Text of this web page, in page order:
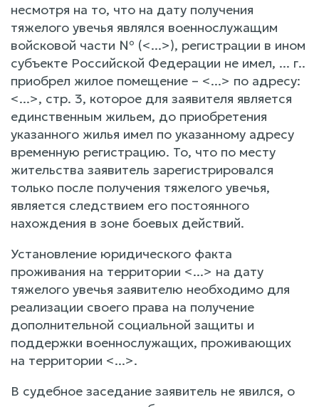
несмотря на то, что на дату получения
тяжелого увечья являлся военнослужащим
войсковой части № (<...>), регистрации в ином
субъекте Российской Федерации не имел, ... г..
приобрел жилое помещение – <...> по адресу:
<...>, стр. 3, которое для заявителя является
единственным жильем, до приобретения
указанного жилья имел по указанному адресу
временную регистрацию. То, что по месту
жительства заявитель зарегистрировался
только после получения тяжелого увечья,
является следствием его постоянного
нахождения в зоне боевых действий.
Установление юридического факта
проживания на территории <...> на дату
тяжелого увечья заявителю необходимо для
реализации своего права на получение
дополнительной социальной защиты и
поддержки военнослужащих, проживающих
на территории <...>.
В судебное заседание заявитель не явился, о